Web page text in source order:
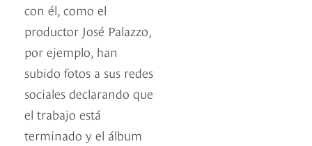
con él, como el
productor José Palazzo,
por ejemplo, han
subido fotos a sus redes
sociales declarando que
el trabajo está
terminado y el álbum